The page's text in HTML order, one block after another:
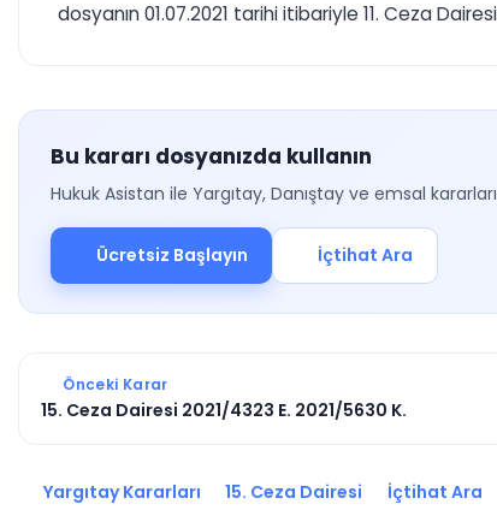
dosyanın 01.07.2021 tarihi itibariyle 11. Ceza
Bu kararı dosyanızda kullanın
Hukuk Asistan ile Yargıtay, Danıştay ve emsal
Ücretsiz Başlayın İçtihat Ara
Önceki Karar
15. Ceza Dairesi 2021/4323 E. 2021/5630 K.
Yargıtay Kararları 15. Ceza Dairesi İçtihat Ara